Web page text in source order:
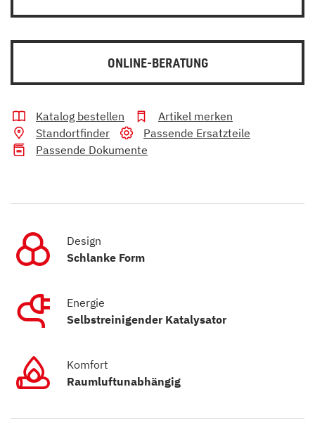
ONLINE-BERATUNG
Katalog bestellen
Artikel merken
Standortfinder
Passende Ersatzteile
Passende Dokumente
Design
Schlanke Form
Energie
Selbstreinigender Katalysator
Komfort
Raumluftunabhängig